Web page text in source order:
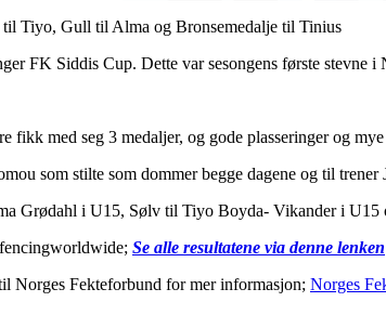
Alma og Bronsemedalje til Tinius
FK Siddis Cup. Dette var sesongens første stevne i
fikk med seg 3 medaljer, og gode plasseringer og
som stilte som dommer begge dagene og til
Grødahl i U15, Sølv til Tiyo Boyda- Vikander i U15
Se alle resultatene via denne lenken
Norges Fekteforbund for mer informasjon; Norges